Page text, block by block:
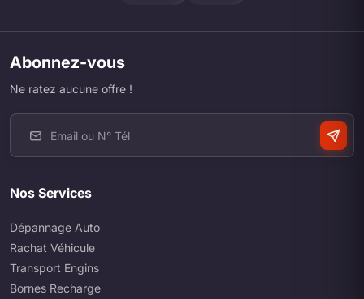
Abonnez-vous
Ne ratez aucune offre !
Nos Services
Dépannage Auto
Rachat Véhicule
Transport Engins
Bornes Recharge